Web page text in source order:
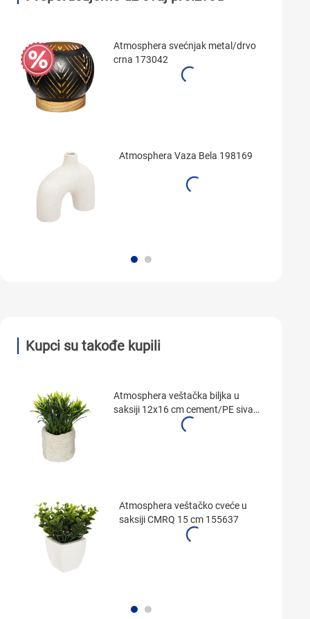
Atmosphera svećnjak metal/drvo
crna 173042
Atmosphera Vaza Bela 198169
Kupci su takođe kupili
Atmosphera veštačka biljka u
saksiji 12x16 cm cement/PE siva
Atmosphera veštačko cveće u
saksiji CMRQ 15 cm 155637